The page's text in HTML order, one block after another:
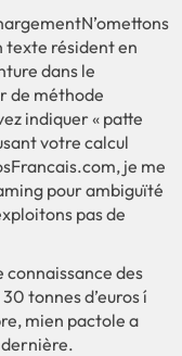
N’omettons
texte résident en
dans le
de méthode
indiquer « patte
votre calcul
je me
pour ambiguïté
pas de
des
tonnes d’euros í
mien pactole a